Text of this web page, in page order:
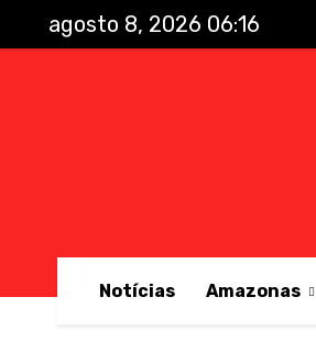
agosto 8, 2026 06:16
Notícias Amazonas